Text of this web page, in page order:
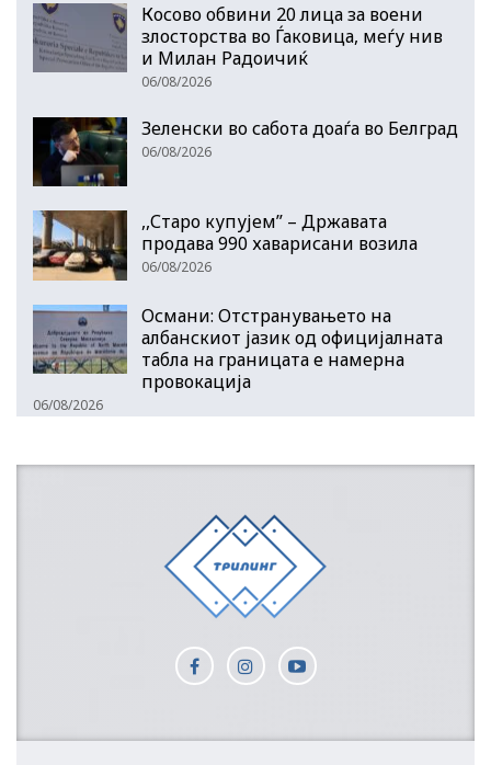
Косово обвини 20 лица за воени
злосторства во Ѓаковица, меѓу нив
и Милан Радоичиќ
06/08/2026
Зеленски во сабота доаѓа во Белград
06/08/2026
,,Старо купујем” – Државата
продава 990 хаварисани возила
06/08/2026
Османи: Отстранувањето на
албанскиот јазик од официјалната
табла на границата е намерна
провокација
06/08/2026